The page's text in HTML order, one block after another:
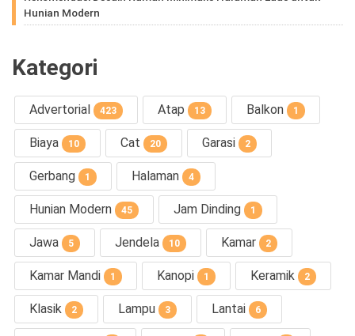
Hunian Modern
Kategori
Advertorial 423 Atap 13 Balkon 1
Biaya 10 Cat 20 Garasi 2
Gerbang 1 Halaman 4
Hunian Modern 45 Jam Dinding 1
Jawa 5 Jendela 10 Kamar 2
Kamar Mandi 1 Kanopi 1 Keramik 2
Klasik 2 Lampu 3 Lantai 6